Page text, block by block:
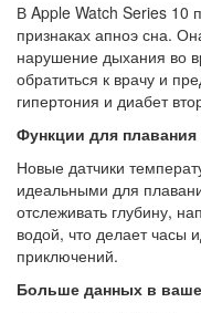
В Apple Watch Series 10
признаках апноэ сна.
нарушение дыхания во
обратиться к врачу и
гипертония и диабет
Функции для плавания
Новые датчики
идеальными для
отслеживать глубину,
водой, что делает часы
приключений.
Больше данных в